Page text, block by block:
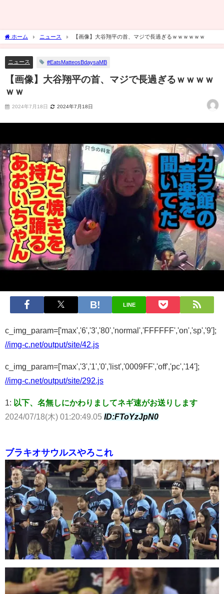
ホーム ニュース 【画像】大谷翔平の首、マジで長過ぎるｗｗｗｗｗｗ
ニュース #EatsMatteosBdaysaMB
【画像】大谷翔平の首、マジで長過ぎるｗｗｗｗ
ｗｗ
2024年7月18日 2024年7月18日
LINE
c_img_param=['max','6','3','80','normal','FFFFFF','on','sp','9'];
//img-c.net/output/site/42.js
c_img_param=['max','3','1','0','list','0009FF','off','pc','14'];
//img-c.net/output/site/292.js
1: 以下、名無しにかわりましてネギ速がお送りします
2024/07/18(木) 01:20:49.05 ID:FToYzJpN0
ブラキオサウルスやろこれ